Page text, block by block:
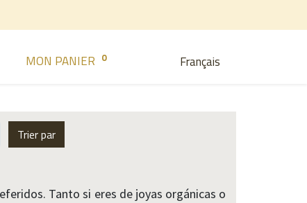
Français
MON PANIER 0
Trier par
Tanto si eres de joyas orgánicas o